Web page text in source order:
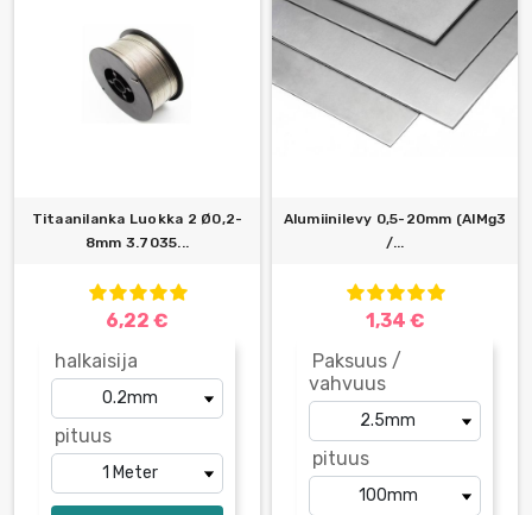
Titaanilanka Luokka 2 Ø0,2-
8mm 3.7035...
6,22 €
halkaisija
pituus
Alumiinilevy 0,5-20mm (AlMg3
/...
1,34 €
Paksuus /
vahvuus
pituus